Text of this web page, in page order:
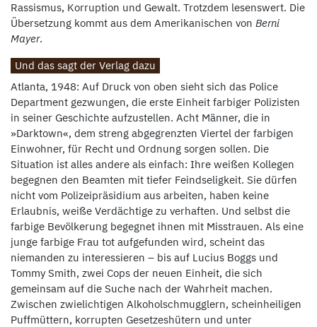
Rassismus, Korruption und Gewalt. Trotzdem lesenswert. Die
Übersetzung kommt aus dem Amerikanischen von Berni
Mayer.
Und das sagt der Verlag dazu
Atlanta, 1948: Auf Druck von oben sieht sich das Police
Department gezwungen, die erste Einheit farbiger Polizisten
in seiner Geschichte aufzustellen. Acht Männer, die in
»Darktown«, dem streng abgegrenzten Viertel der farbigen
Einwohner, für Recht und Ordnung sorgen sollen. Die
Situation ist alles andere als einfach: Ihre weißen Kollegen
begegnen den Beamten mit tiefer Feindseligkeit. Sie dürfen
nicht vom Polizeipräsidium aus arbeiten, haben keine
Erlaubnis, weiße Verdächtige zu verhaften. Und selbst die
farbige Bevölkerung begegnet ihnen mit Misstrauen. Als eine
junge farbige Frau tot aufgefunden wird, scheint das
niemanden zu interessieren – bis auf Lucius Boggs und
Tommy Smith, zwei Cops der neuen Einheit, die sich
gemeinsam auf die Suche nach der Wahrheit machen.
Zwischen zwielichtigen Alkoholschmugglern, scheinheiligen
Puffmüttern, korrupten Gesetzeshütern und unter